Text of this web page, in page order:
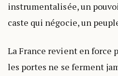
instrumentalisée, un
caste qui négocie, un
La France revient en force
les portes ne se ferment